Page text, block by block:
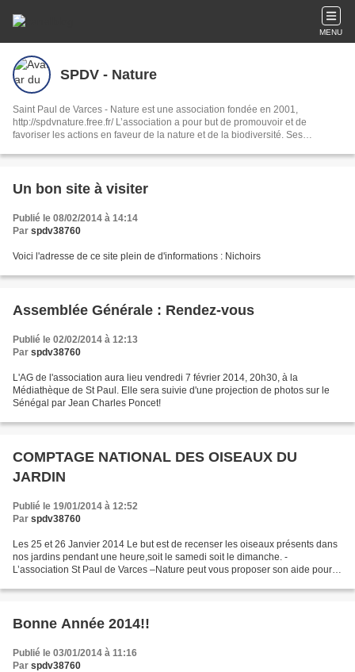
MENU
SPDV - Nature
Saint Paul de Varces - Nature est une association fondée en 2001,
http://spdvnature.free.fr/ L’association a pour but de promouvoir et de
favoriser les actions en faveur de la nature et de la biodiversité. Ses
protection et la conservation ainsi que la sensibilisation.
Un bon site à visiter
Publié le 08/02/2014 à 14:14
Par spdv38760
Voici l'adresse de ce site plein de d'informations : Nichoirs
Assemblée Générale : Rendez-vous
Publié le 02/02/2014 à 12:13
Par spdv38760
L'AG de l'association aura lieu vendredi 7 février 2014, 20h30, à la
Médiathèque de St Paul. Elle sera suivie d'une projection de photos sur le
Sénégal par Jean Charles Poncet!
COMPTAGE NATIONAL DES OISEAUX DU
JARDIN
Publié le 19/01/2014 à 12:52
Par spdv38760
Les 25 et 26 Janvier 2014 Le but est de recenser les oiseaux présents dans
nos jardins pendant une heure,soit le samedi soit le dimanche. -
L’association St Paul de Varces –Nature peut vous proposer son aide pour
Bonne Année 2014!!
Publié le 03/01/2014 à 11:16
Par spdv38760